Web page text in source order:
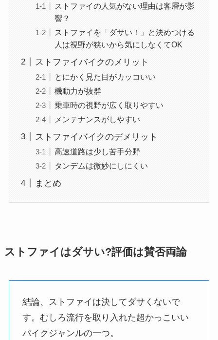
ストファイの人気がない理由は客層が影
響？
ストファイを「ダサい！」と決めつける
人は視野が狭いから気にしなくてOK
ストファイバイクのメリット
とにかく見た目がカッコいい
機動力が抜群
乗車時の視野が広く取りやすい
メンテナンスがしやすい
ストファイバイクのデメリット
高速道路は少し苦手分野
タンデムは微妙にしにくい
まとめ
ストファイはダサい?評価は賛否両論
結論、ストファイは決してダサくないで
す。むしろ流行を取り入れた超かっこいい
バイクジャンルの一つ。